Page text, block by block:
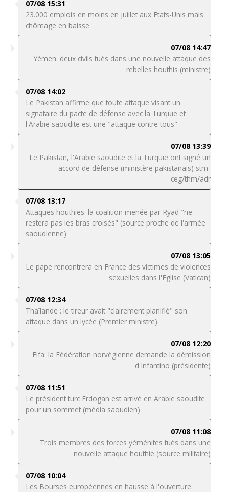
07/08 15:31
23.000 emplois en moins en juillet aux Etats-Unis mais
chômage en baisse
07/08 14:47
Yémen: deux civils tués dans une nouvelle attaque des
rebelles houthis (ministre)
07/08 14:02
Le Pakistan affirme que toute attaque visant un
signataire du pacte de défense avec la Turquie et
l'Arabie saoudite est une "attaque contre tous"
07/08 13:39
Le Pakistan, l'Arabie saoudite et la Turquie ont signé un
accord de défense (ministère pakistanais) stm-
ceg/thm/adr
07/08 13:17
Attaques houthies: la coalition menée par Ryad "ne
restera pas les bras croisés" (source proche de l'armée
saoudienne)
07/08 13:05
Le pape rencontrera en France des victimes de violences
sexuelles dans l'Eglise (Vatican)
07/08 12:34
Thaïlande : le tireur avait "clairement planifié" son
attaque dans un lycée (Premier ministre)
07/08 12:20
Fifa: la Fédération norvégienne demande la démission
d'Infantino (présidente)
07/08 11:51
Le président turc Erdogan est arrivé en Arabie saoudite
pour un sommet (média saoudien)
07/08 11:08
Trois membres des forces yéménites tués dans une
nouvelle attaque houthie (source militaire)
07/08 10:04
Les Bourses européennes en hausse à l'ouverture: